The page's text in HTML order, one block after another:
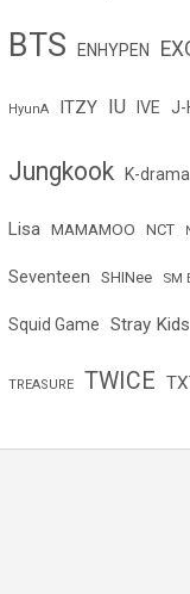
BTS ENHYPEN
HyunA ITZY IU IVE J-
Jungkook K-drama
Lisa MAMAMOO NCT
Seventeen SHINee SM
Squid Game Stray Kids
TREASURE TWICE